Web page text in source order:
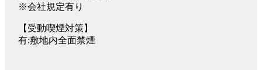
※会社規定有り
【受動喫煙対策】
有:敷地内全面禁煙